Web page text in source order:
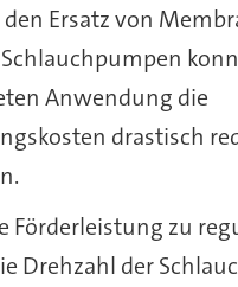
Ersatz von
Anwendung die
drastisch
Förderleistung zu
Drehzahl der